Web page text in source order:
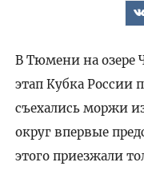
В Тюмени на озере
этап Кубка России
съехались моржи
округ впервые
этого приезжали